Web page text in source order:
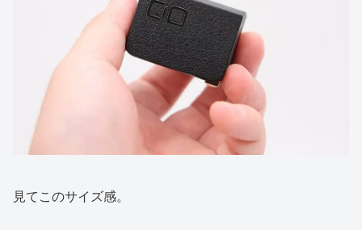
見てこのサイズ感。